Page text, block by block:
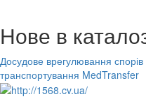
Нове в
Досудове врегулювання спорів
транспортування MedTransfer